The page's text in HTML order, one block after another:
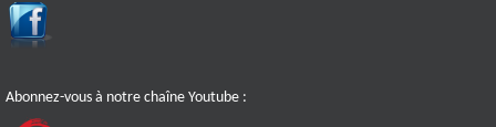
Abonnez-vous à notre chaîne Youtube :